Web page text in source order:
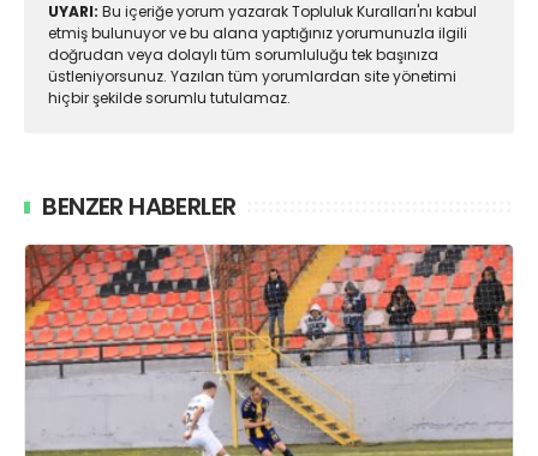
UYARI: Bu içeriğe yorum yazarak Topluluk Kuralları'nı kabul
etmiş bulunuyor ve bu alana yaptığınız yorumunuzla ilgili
doğrudan veya dolaylı tüm sorumluluğu tek başınıza
üstleniyorsunuz. Yazılan tüm yorumlardan site yönetimi
hiçbir şekilde sorumlu tutulamaz.
BENZER HABERLER